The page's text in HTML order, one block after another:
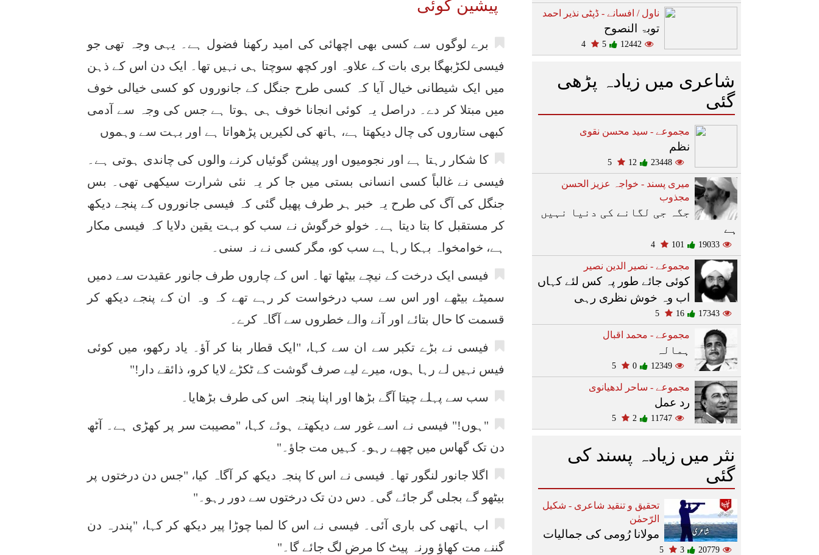
پیشین گوئی
برے لوگوں سے کسی بھی اچھائی کی امید رکھنا فضول ہے۔ یہی وجہ تھی جو
فیسی لکڑبھگا بری بات کے علاوہ اور کچھ سوچتا ہی نہیں تھا۔ ایک دن اس کے ذہن
میں ایک شیطانی خیال آیا کہ کسی طرح جنگل کے جانوروں کو کسی خیالی خوف
میں مبتلا کر دے۔ دراصل یہ کوئی انجانا خوف ہی ہوتا ہے جس کی وجہ سے آدمی
کبھی ستاروں کی چال دیکھتا ہے، ہاتھ کی لکیریں پڑھواتا ہے اور بہت سے وہموں
کا شکار رہتا ہے اور نجومیوں اور پیشن گوئیاں کرنے والوں کی چاندی ہوتی ہے۔
فیسی نے غالباً کسی انسانی بستی میں جا کر یہ نئی شرارت سیکھی تھی۔ بس
جنگل کی آگ کی طرح یہ خبر ہر طرف پھیل گئی کہ فیسی جانوروں کے پنجے دیکھ
کر مستقبل کا بتا دیتا ہے۔ خولو خرگوش نے سب کو بہت یقین دلایا کہ فیسی مکار
ہے، خوامخواہ بہکا رہا ہے سب کو، مگر کسی نے نہ سنی۔
فیسی ایک درخت کے نیچے بیٹھا تھا۔ اس کے چاروں طرف جانور عقیدت سے دمیں
سمیٹے بیٹھے اور اس سے سب درخواست کر رہے تھے کہ وہ ان کے پنجے دیکھ کر
قسمت کا حال بتائے اور آنے والے خطروں سے آگاہ کرے۔
فیسی نے بڑے تکبر سے ان سے کہا، "ایک قطار بنا کر آؤ۔ یاد رکھو، میں کوئی
فیس نہیں لے رہا ہوں، میرے لیے صرف گوشت کے ٹکڑے لایا کرو، ذائقے دار!"
سب سے پہلے چیتا آگے بڑھا اور اپنا پنجہ اس کی طرف بڑھایا۔
"ہوں!" فیسی نے اسے غور سے دیکھتے ہوئے کہا، "مصیبت سر پر کھڑی ہے۔ آٹھ
دن تک گھاس میں چھپے رہو۔ کہیں مت جاؤ۔"
اگلا جانور لنگور تھا۔ فیسی نے اس کا پنجہ دیکھ کر آگاہ کیا، "جس دن درختوں پر
بیٹھو گے بجلی گر جائے گی۔ دس دن تک درختوں سے دور رہو۔"
اب ہاتھی کی باری آئی۔ فیسی نے اس کا لمبا چوڑا پیر دیکھ کر کہا، "پندرہ دن
گننے مت کھاؤ ورنہ پیٹ کا مرض لگ جائے گا۔"
ناول / افسانے - ڈپٹی نذیر احمد
توبۃ النصوح
12442
5
4
شاعری میں زیادہ پڑھی
گئی
مجموعے - سید محسن نقوی
نظم
23448
12
5
میری پسند - خواجہ عزیز الحسن
مجذوب
جگہ جی لگانے کی دنیا نہیں
ہے
19033
101
4
مجموعے - نصیر الدین نصیر
کوئی جائے طور پہ کس لئے کہاں
اب وہ خوش نظری رہی
17343
16
5
مجموعے - محمد اقبال
ہمالہ
12349
0
5
مجموعے - ساحر لدھیانوی
رد عمل
11747
2
5
نثر میں زیادہ پسند کی
گئی
تحقیق و تنقید شاعری - شکیل
الرّحمٰن
مولانا رُومی کی جمالیات
20779
3
5